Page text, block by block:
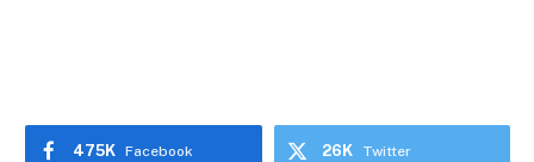
Facebook
475K Twitter
26K